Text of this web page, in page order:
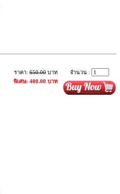
ราคา:650.00 บาท
พิเศษ: 400.00 บาท
จำนวน :